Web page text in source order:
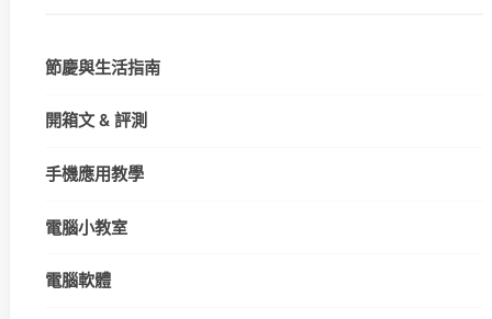
節慶與生活指南
開箱文 & 評測
手機應用教學
電腦小教室
電腦軟體